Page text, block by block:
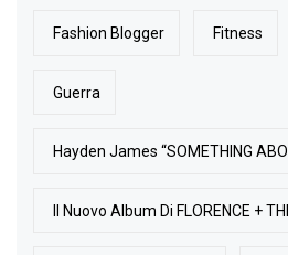
Fashion Blogger Fitness
Guerra
Hayden James “SOMETHING
Il Nuovo Album Di FLORENCE +